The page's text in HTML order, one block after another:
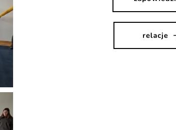
relacje